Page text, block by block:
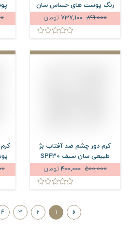
رنگ پوست های حساس سان
سیف SPF50 حجم 50 میلی
لیتر
899,000
737,100 تومان
کرم دور چشم ضد آفتاب بژ
طبیعی سان سیف SPF30
حجم 20 میلی لیتر
500,000
400,000 تومان
1
2
3
4